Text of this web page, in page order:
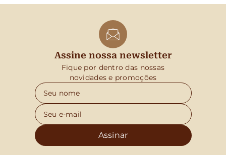
Assine nossa newsletter
Fique por dentro das nossas
novidades e promoções
Assinar